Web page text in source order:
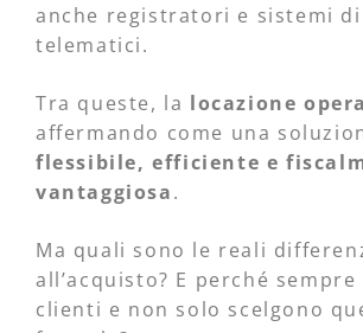
anche registratori e sistemi di
telematici.
Tra queste, la locazione
affermando come una
flessibile, efficiente e
vantaggiosa.
Ma quali sono le reali
all’acquisto? E perché
clienti e non solo scelgono